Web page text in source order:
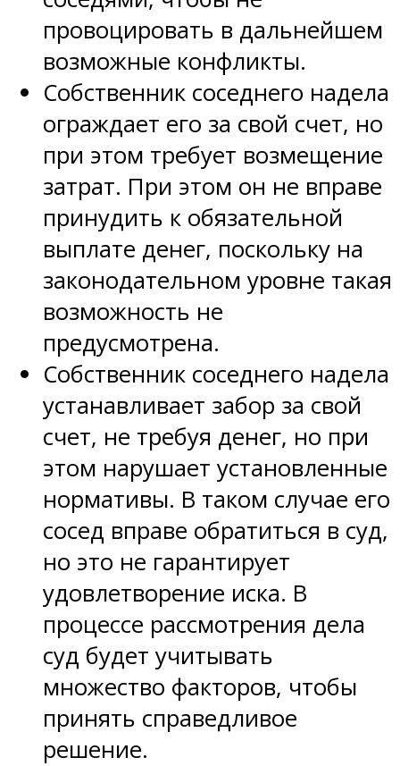
провоцировать в дальнейшем
возможные конфликты.
Собственник соседнего надела
ограждает его за свой счет, но
при этом требует возмещение
затрат. При этом он не вправе
принудить к обязательной
выплате денег, поскольку на
законодательном уровне такая
возможность не
предусмотрена.
Собственник соседнего надела
устанавливает забор за свой
счет, не требуя денег, но при
этом нарушает установленные
нормативы. В таком случае его
сосед вправе обратиться в суд,
но это не гарантирует
удовлетворение иска. В
процессе рассмотрения дела
суд будет учитывать
множество факторов, чтобы
принять справедливое
решение.